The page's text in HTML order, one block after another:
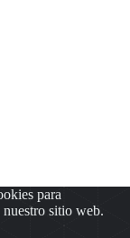
para
nuestro sitio web.